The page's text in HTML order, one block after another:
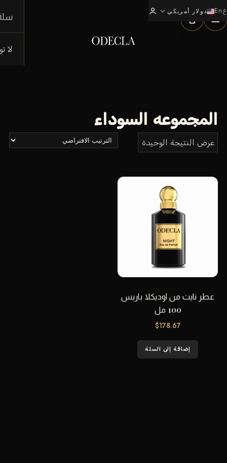
عEn دولار أمريكيexpand_more
لا
المجموعه السوداء
عرض النتيجة الوحيدة
عطر نايت من اوديكلا باريس
100 مل
$178.67
إضافة إلى السلة